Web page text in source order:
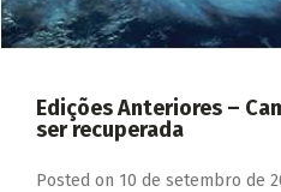
Edições Anteriores –
ser recuperada
Posted on 10 de setembro de